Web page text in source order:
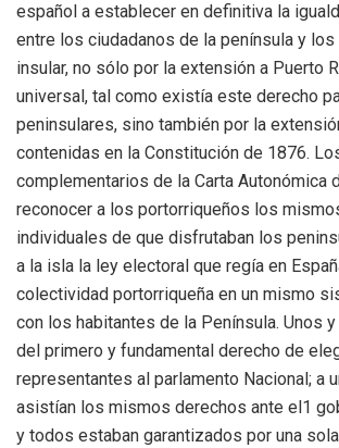
español a establecer en definitiva la
entre los ciudadanos de la península y
insular, no sólo por la extensión a Puerto
universal, tal como existía este derecho
peninsulares, sino también por la
contenidas en la Constitución de 1876.
complementarios de la Carta Autonómica
reconocer a los portorriqueños los
individuales de que disfrutaban los
a la isla la ley electoral que regía en
colectividad portorriqueña en un mismo
con los habitantes de la Península. Unos
del primero y fundamental derecho de
representantes al parlamento Nacional; a
asistían los mismos derechos ante el1
y todos estaban garantizados por una